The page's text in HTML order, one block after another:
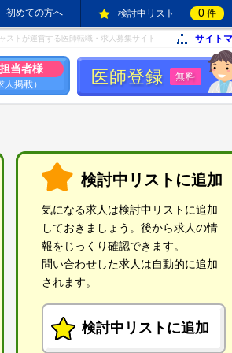
初めての方へ 検討中リスト 0 件
ストが運営する医師転職・求人募集サイト サイト
当者様
掲載） 医師登録 無料
検討中リストに追加
気になる求人は検討中リストに追加
しておきましょう。後から求人の情
報をじっくり確認できます。
問い合わせした求人は自動的に追加
されます。
検討中リストに追加